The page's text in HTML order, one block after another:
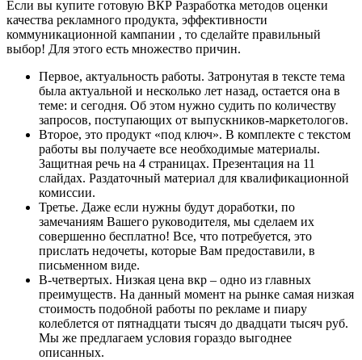
Если вы купите готовую ВКР Разработка методов оценки
качества рекламного продукта, эффективности
коммуникационной кампании , то сделайте правильный
выбор! Для этого есть множество причин.
Первое, актуальность работы. Затронутая в тексте тема
была актуальной и несколько лет назад, остается она в
теме: и сегодня. Об этом нужно судить по количеству
запросов, поступающих от выпускников-маркетологов.
Второе, это продукт «под ключ». В комплекте с текстом
работы вы получаете все необходимые материалы.
Защитная речь на 4 страницах. Презентация на 11
слайдах. Раздаточный материал для квалификационной
комиссии.
Третье. Даже если нужны будут доработки, по
замечаниям Вашего руководителя, мы сделаем их
совершенно бесплатно! Все, что потребуется, это
прислать недочеты, которые Вам предоставили, в
письменном виде.
В-четвертых. Низкая цена вкр – одно из главных
преимуществ. На данный момент на рынке самая низкая
стоимость подобной работы по рекламе и пиару
колеблется от пятнадцати тысяч до двадцати тысяч руб.
Мы же предлагаем условия гораздо выгоднее
описанных.